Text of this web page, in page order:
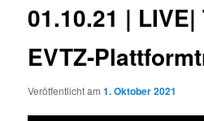
01.10.21 | LIVE|
EVTZ-
Veröffentlicht am1. Oktober 2021